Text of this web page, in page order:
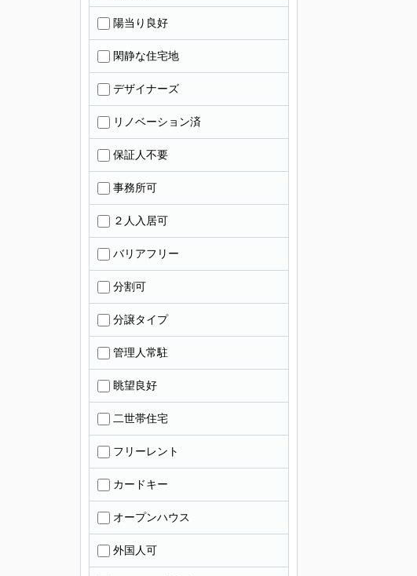
陽当り良好
閑静な住宅地
デザイナーズ
リノベーション済
保証人不要
事務所可
２人入居可
バリアフリー
分割可
分譲タイプ
管理人常駐
眺望良好
二世帯住宅
フリーレント
カードキー
オープンハウス
外国人可